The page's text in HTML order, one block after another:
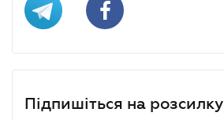
Підпишіться на розсилку